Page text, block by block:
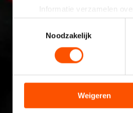
Informatie verzamelen
Uw apparaat identificeren
Lees meer over hoe uw
toestemming op elk moment
analyseren. We delen
analyse. Zij kunnen deze
hun services. Sommige
Noodzakelijk
Weigeren